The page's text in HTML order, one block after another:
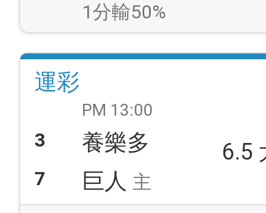
1分輸50%
運彩
PM 13:00
3 養樂多
7 巨人 主
6.5